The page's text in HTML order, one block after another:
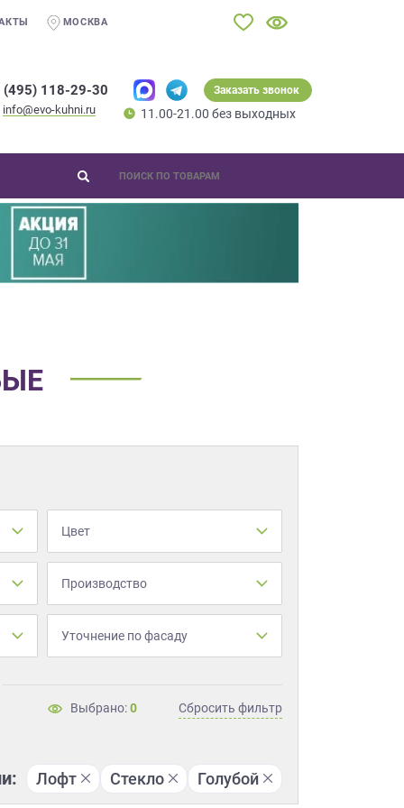
МОСКВА
(495) 118-29-30
info@evo-kuhni.ru
Заказать звонок
11.00-21.00 без выходных
Цвет
Производство
Уточнение по фасаду
Выбрано:0 Сбросить фильтр
Лофт Стекло Голубой